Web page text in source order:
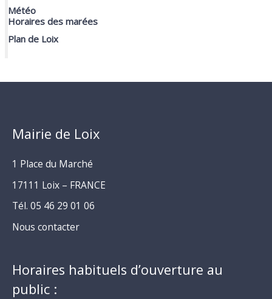
Météo
Horaires des marées
Plan de Loix
Mairie de Loix
1 Place du Marché
17111 Loix – FRANCE
Tél. 05 46 29 01 06
Nous contacter
Horaires habituels d’ouverture au
public :